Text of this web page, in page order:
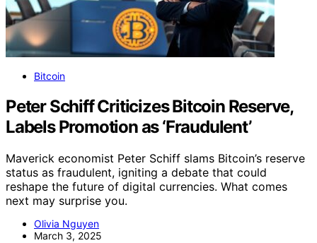
Bitcoin
Peter Schiff Criticizes Bitcoin Reserve,
Labels Promotion as ‘Fraudulent’
Maverick economist Peter Schiff slams Bitcoin’s reserve
status as fraudulent, igniting a debate that could
reshape the future of digital currencies. What comes
next may surprise you.
Olivia Nguyen
March 3, 2025